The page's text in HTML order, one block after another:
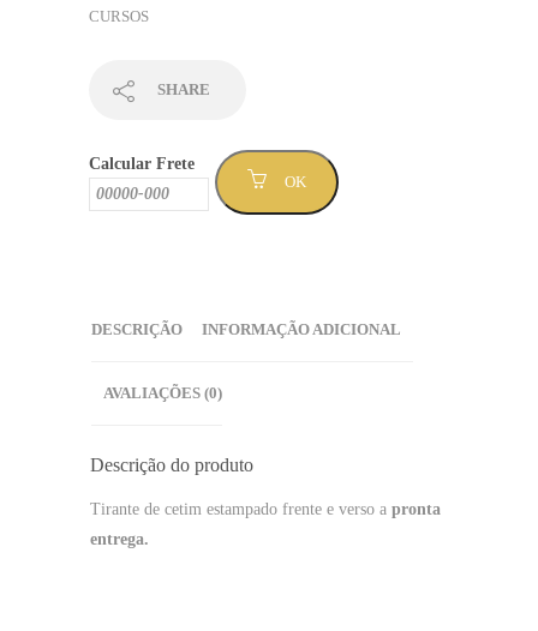
escuro
claro
quantidade
CURSOS
SHARE
Calcular Frete
OK
DESCRIÇÃO INFORMAÇÃO ADICIONAL
AVALIAÇÕES (0)
Descrição do produto
Tirante de cetim estampado frente e verso a pronta
entrega.